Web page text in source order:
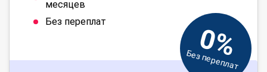
месяцев
Без переплат
0%
Без переплат